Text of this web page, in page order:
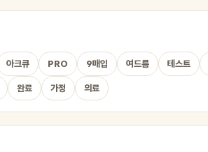
아크큐 PRO 9매입 여드름 테스트
완료 가정 의료